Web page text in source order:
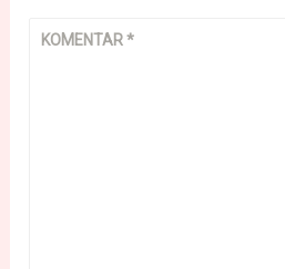
KOMENTAR*